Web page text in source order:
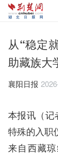
从“稳定
助藏族大
襄阳日报
本报讯（记
特殊的入职
来自西藏